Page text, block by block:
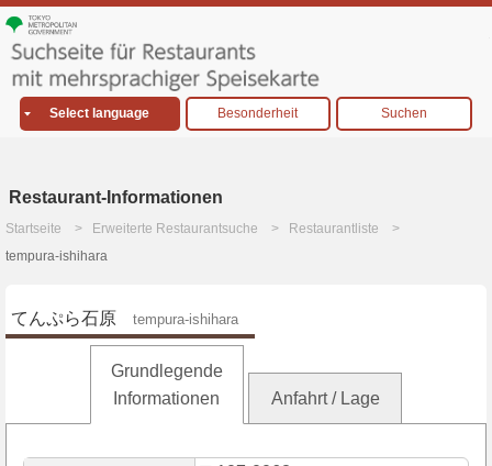
Select language Besonderheit Suchen
Restaurant-Informationen
Startseite Erweiterte Restaurantsuche
Restaurantliste
tempura-ishihara
てんぷら石原 tempura-ishihara
Grundlegende
Informationen
Anfahrt / Lage